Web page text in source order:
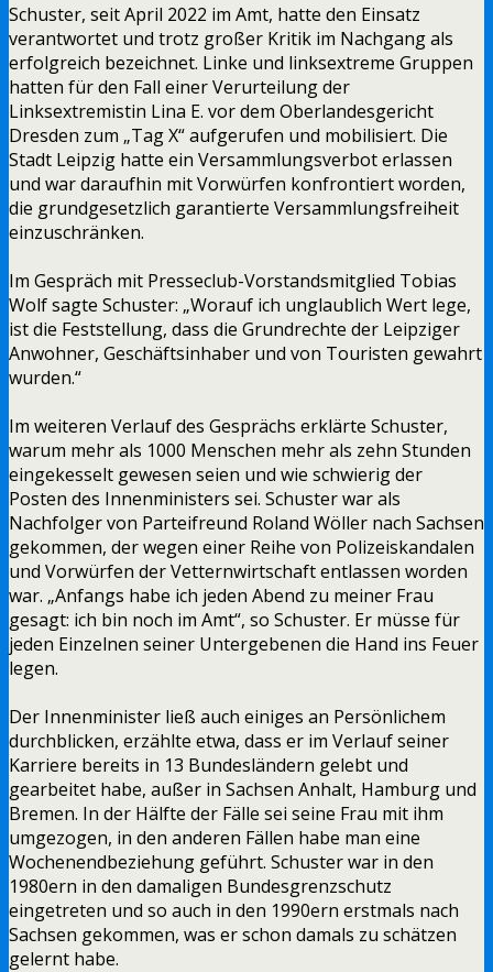
Schuster, seit April 2022 im Amt, hatte den Einsatz
verantwortet und trotz großer Kritik im Nachgang als
erfolgreich bezeichnet. Linke und linksextreme Gruppen
hatten für den Fall einer Verurteilung der
Linksextremistin Lina E. vor dem Oberlandesgericht
Dresden zum „Tag X“ aufgerufen und mobilisiert. Die
Stadt Leipzig hatte ein Versammlungsverbot erlassen
und war daraufhin mit Vorwürfen konfrontiert worden,
die grundgesetzlich garantierte Versammlungsfreiheit
einzuschränken.
Im Gespräch mit Presseclub-Vorstandsmitglied Tobias
Wolf sagte Schuster: „Worauf ich unglaublich Wert lege,
ist die Feststellung, dass die Grundrechte der Leipziger
Anwohner, Geschäftsinhaber und von Touristen gewahrt
wurden.“
Im weiteren Verlauf des Gesprächs erklärte Schuster,
warum mehr als 1000 Menschen mehr als zehn Stunden
eingekesselt gewesen seien und wie schwierig der
Posten des Innenministers sei. Schuster war als
Nachfolger von Parteifreund Roland Wöller nach Sachsen
gekommen, der wegen einer Reihe von Polizeiskandalen
und Vorwürfen der Vetternwirtschaft entlassen worden
war. „Anfangs habe ich jeden Abend zu meiner Frau
gesagt: ich bin noch im Amt“, so Schuster. Er müsse für
jeden Einzelnen seiner Untergebenen die Hand ins Feuer
legen.
Der Innenminister ließ auch einiges an Persönlichem
durchblicken, erzählte etwa, dass er im Verlauf seiner
Karriere bereits in 13 Bundesländern gelebt und
gearbeitet habe, außer in Sachsen Anhalt, Hamburg und
Bremen. In der Hälfte der Fälle sei seine Frau mit ihm
umgezogen, in den anderen Fällen habe man eine
Wochenendbeziehung geführt. Schuster war in den
1980ern in den damaligen Bundesgrenzschutz
eingetreten und so auch in den 1990ern erstmals nach
Sachsen gekommen, was er schon damals zu schätzen
gelernt habe.